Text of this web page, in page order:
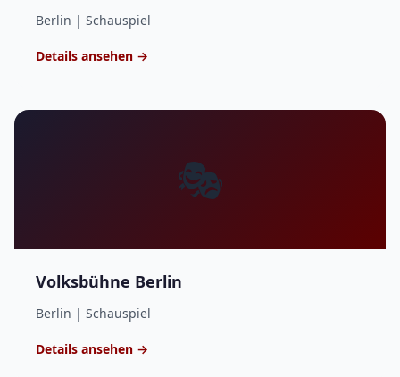
Berlin | Schauspiel
Details ansehen →
🎭
Volksbühne Berlin
Berlin | Schauspiel
Details ansehen →